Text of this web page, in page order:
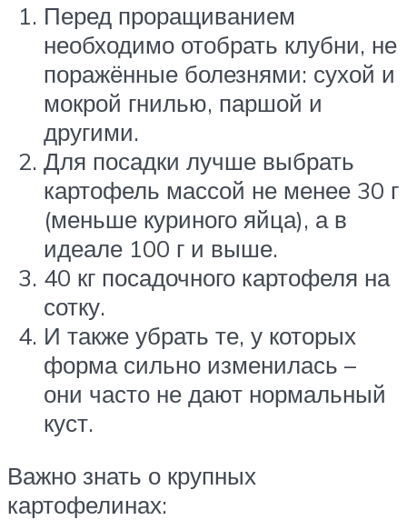
Перед проращиванием
необходимо отобрать клубни, не
поражённые болезнями: сухой и
мокрой гнилью, паршой и
другими.
Для посадки лучше выбрать
картофель массой не менее 30 г
(меньше куриного яйца), а в
идеале 100 г и выше.
40 кг посадочного картофеля на
сотку.
И также убрать те, у которых
форма сильно изменилась –
они часто не дают нормальный
куст.
Важно знать о крупных
картофелинах: